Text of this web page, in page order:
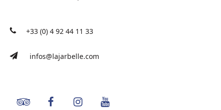
+33 (0) 4 92 44 11 33
infos@lajarbelle.com